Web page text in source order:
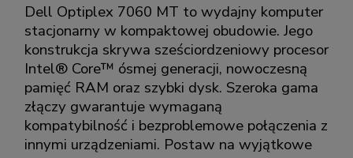
Dell Optiplex 7060 MT to wydajny komputer
stacjonarny w kompaktowej obudowie. Jego
konstrukcja skrywa sześciordzeniowy procesor
Intel® Core™ ósmej generacji, nowoczesną
pamięć RAM oraz szybki dysk. Szeroka gama
złączy gwarantuje wymaganą
kompatybilność i bezproblemowe połączenia z
innymi urządzeniami. Postaw na wyjątkowe